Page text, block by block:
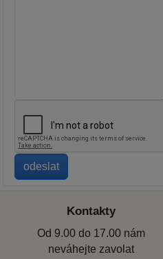
Kontakty
Od 9.00 do 17.00 nám
neváhejte zavolat